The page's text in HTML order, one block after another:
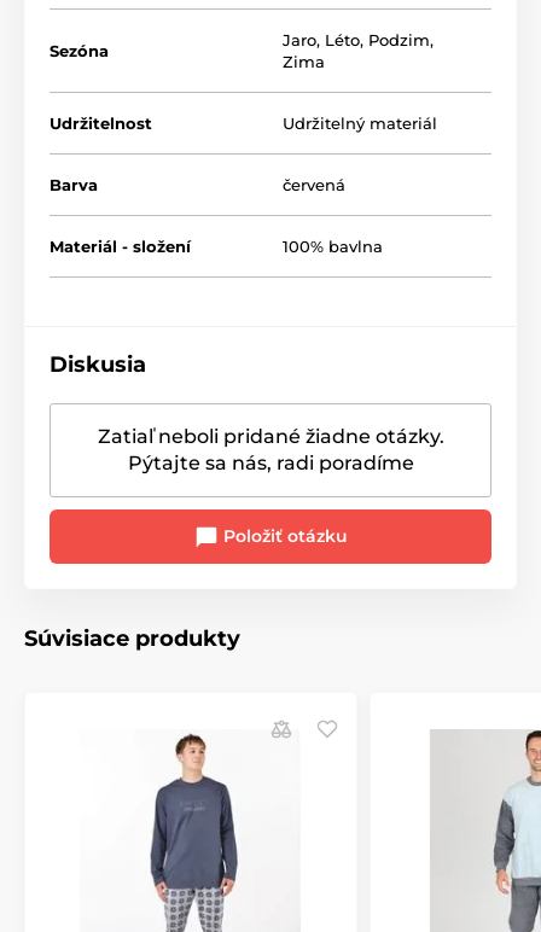
Sezóna
Jaro, Léto, Podzim,
Zima
Udržitelnost Udržitelný materiál
Barva červená
Materiál - složení 100% bavlna
Diskusia
Zatiaľ neboli pridané žiadne otázky.
Pýtajte sa nás, radi poradíme
Položiť otázku
Súvisiace produkty